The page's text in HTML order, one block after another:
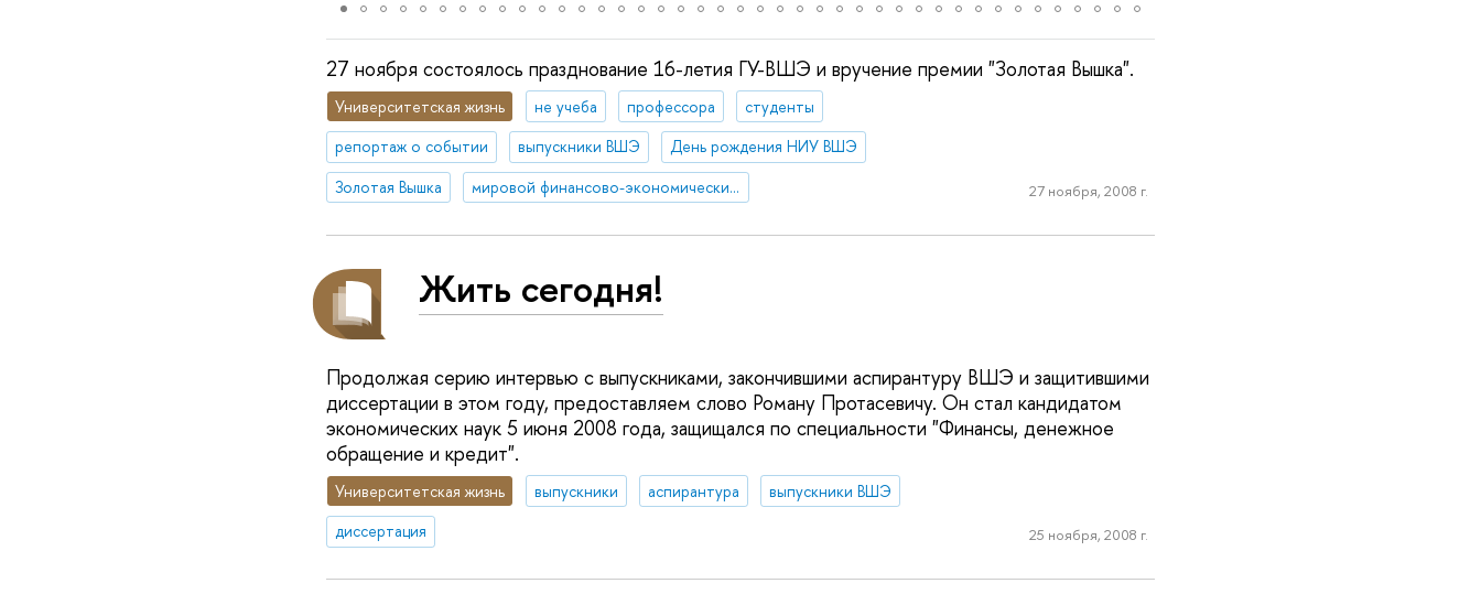
27 ноября состоялось празднование 16-летия ГУ-ВШЭ и вручение премии "Золотая Вышка".
Университетская жизнь не учеба профессора
студенты
репортаж о событии
выпускники ВШЭ
День рождения НИУ ВШЭ
Золотая Вышка
мировой финансово-экономический кризис 27 ноября, 2008 г.
Жить сегодня!
Продолжая серию интервью с выпускниками, закончившими аспирантуру ВШЭ и защитившими
диссертации в этом году, предоставляем слово Роману Протасевичу. Он стал кандидатом
экономических наук 5 июня 2008 года, защищался по специальности "Финансы, денежное
обращение и кредит".
Университетская жизнь выпускники аспирантура
выпускники ВШЭ
диссертация
25 ноября, 2008 г.